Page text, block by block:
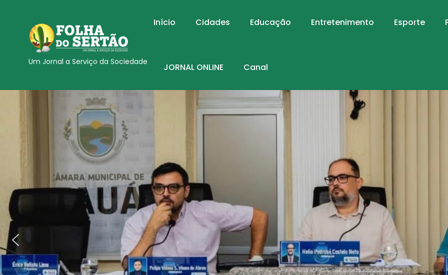
Um Jornal a Serviço da Sociedade
Início Cidades Educação Entretenimento Esporte
JORNAL ONLINE Canal